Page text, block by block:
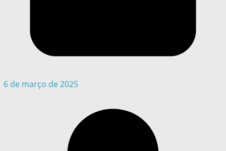
6 de março de 2025